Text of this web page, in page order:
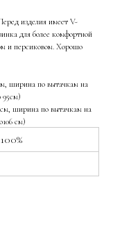
изделия имеет V-
для более комфортной
и персиковом. Хорошо
ширина по вытачкам на
95см)
ширина по вытачкам на
см)